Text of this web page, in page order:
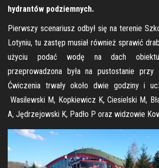
hydrantów podziemnych.
Pierwszy scenariusz odbył się na terenie
Lotyniu, tu zastęp musiał również sprawić
użyciu podać wodę na dach
przeprowadzona była na pustostanie przy
Ćwiczenia trwały około dwie godziny i
Wasilewski M, Kopkiewicz K, Ciesielski M,
A, Jędrzejowski K, Padło P oraz widzowie